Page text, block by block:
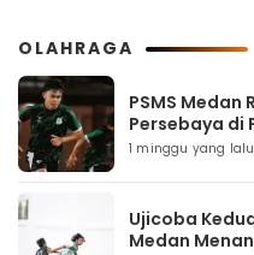
OLAHRAGA
PSMS Medan
Persebaya di
1 minggu yang lalu
Ujicoba
Medan